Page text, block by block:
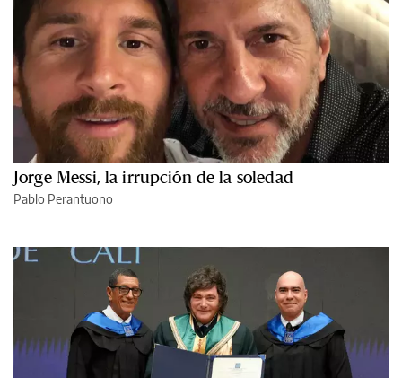
Jorge Messi, la irrupción de la soledad
Pablo Perantuono